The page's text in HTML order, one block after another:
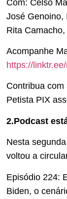
Com: Celso
José Genoino,
Rita
Acompanhe
https://
Contribua
Petista PIX
2.Podcast
Nesta
voltou a
Episódio 224:
Biden, o